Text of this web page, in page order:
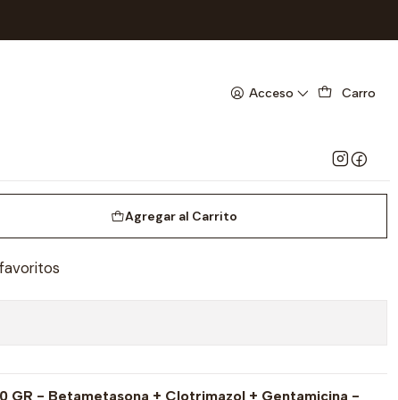
Acceso Carro
BRADYSTER-UBI 26-B-BLOQUE 1
X 20 GR -
CLOTRIMAZOL+
Agregar al Carrito
GR - Betametasona + Clotrimazol + Gentamicina -